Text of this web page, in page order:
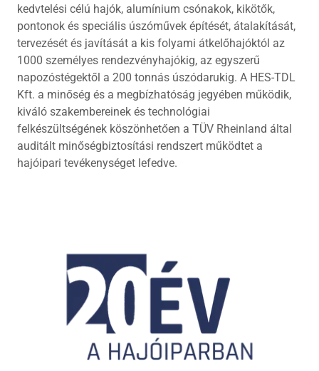
kedvtelési célú hajók, alumínium csónakok, kikötők,
pontonok és speciális úszóművek építését, átalakítását,
tervezését és javítását a kis folyami átkelőhajóktól az
1000 személyes rendezvényhajókig, az egyszerű
napozóstégektől a 200 tonnás úszódarukig. A HES-TDL
Kft. a minőség és a megbízhatóság jegyében működik,
kiváló szakembereinek és technológiai
felkészültségének köszönhetően a TÜV Rheinland által
auditált minőségbiztosítási rendszert működtet a
hajóipari tevékenységet lefedve.